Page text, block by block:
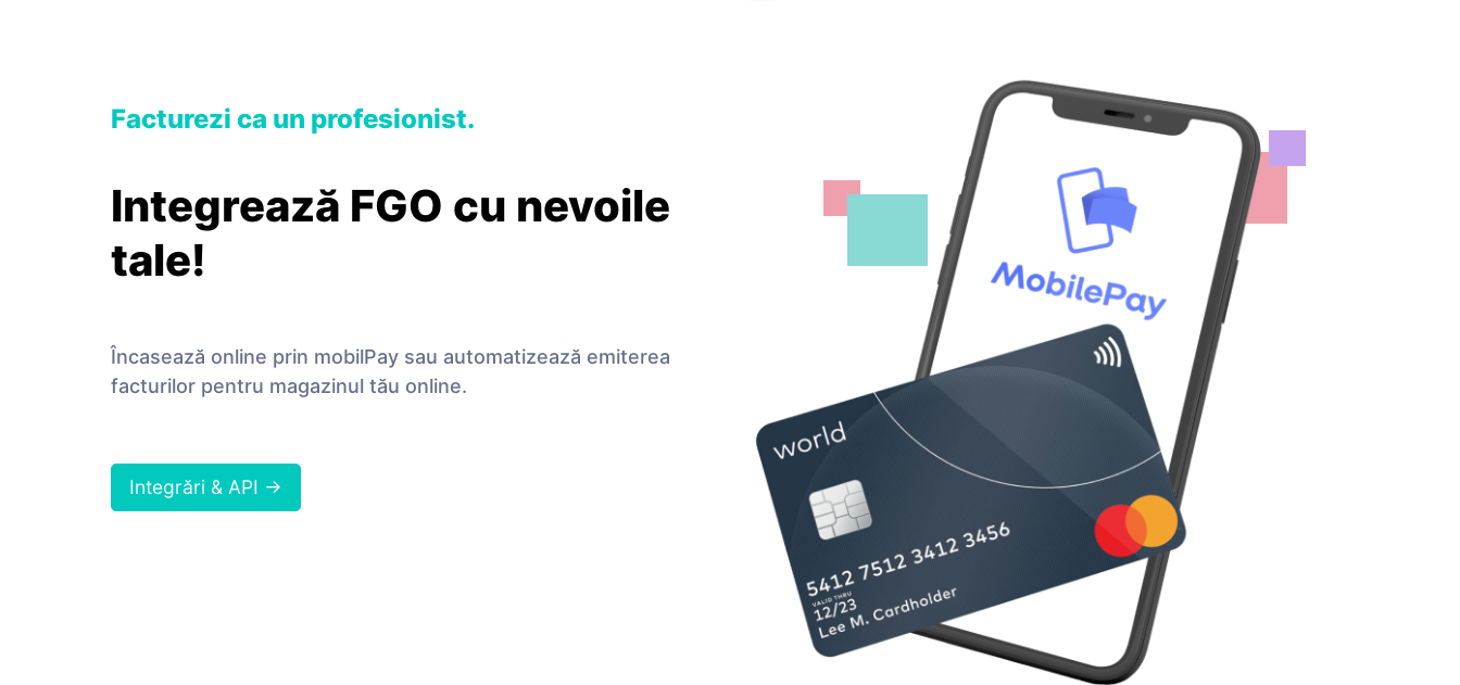
Facturezi ca un profesionist.
Integrează FGO cu nevoile
tale!
Încasează online prin mobilPay sau automatizează emiterea
facturilor pentru magazinul tău online.
Integrări & API →